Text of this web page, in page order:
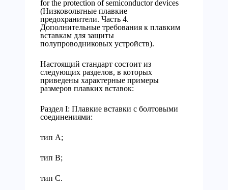
for the protection of semiconductor devices
(Низковольтные плавкие
предохранители. Часть 4.
Дополнительные требования к плавким
вставкам для защиты
полупроводниковых устройств).
Настоящий стандарт состоит из
следующих разделов, в которых
приведены характерные примеры
размеров плавких вставок:
Раздел I: Плавкие вставки с болтовыми
соединениями:
тип А;
тип В;
тип С.